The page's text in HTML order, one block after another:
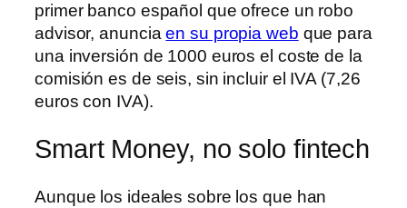
primer banco español que ofrece un robo
advisor, anunciaen su propia web que para
una inversión de 1000 euros el coste de la
comisión es de seis, sin incluir el IVA (7,26
euros con IVA).
Smart Money, no solo fintech
Aunque los ideales sobre los que han